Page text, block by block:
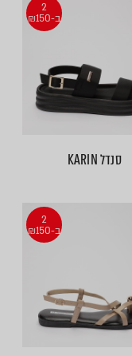
2
ב-₪150
סנדל KARIN
2
ב-₪150